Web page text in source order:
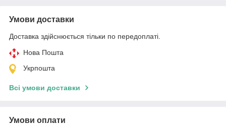
Умови доставки
Доставка здійснюється тільки по передоплаті.
Нова Пошта
Укрпошта
Всі умови доставки
Умови оплати